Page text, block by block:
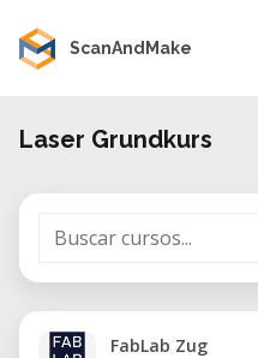
ScanAndMake
Laser Grundkurs
FabLab Zug